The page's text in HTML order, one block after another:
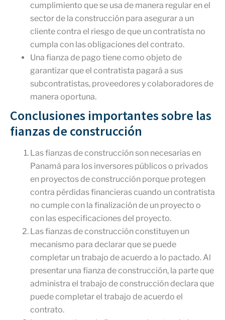
cumplimiento que se usa de manera regular en el
sector de la construcción para asegurar a un
cliente contra el riesgo de que un contratista no
cumpla con las obligaciones del contrato.
Una fianza de pago tiene como objeto de
garantizar que el contratista pagará a sus
subcontratistas, proveedores y colaboradores de
manera oportuna.
Conclusiones importantes sobre las
fianzas de construcción
Las fianzas de construcción son necesarias en
Panamá para los inversores públicos o privados
en proyectos de construcción porque protegen
contra pérdidas financieras cuando un contratista
no cumple con la finalización de un proyecto o
con las especificaciones del proyecto.
Las fianzas de construcción constituyen un
mecanismo para declarar que se puede
completar un trabajo de acuerdo a lo pactado. Al
presentar una fianza de construcción, la parte que
administra el trabajo de construcción declara que
puede completar el trabajo de acuerdo el
contrato.